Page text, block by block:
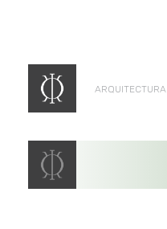
ARQUITECTURA